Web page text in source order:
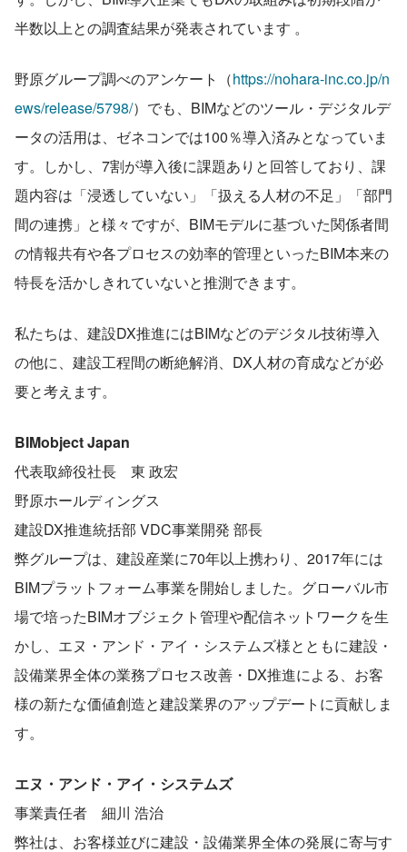
半数以上との調査結果が発表されています 。
野原グループ調べのアンケート（https://nohara-inc.co.jp/n
ews/release/5798/）でも、BIMなどのツール・デジタルデ
ータの活用は、ゼネコンでは100％導入済みとなっていま
す。しかし、7割が導入後に課題ありと回答しており、課
題内容は「浸透していない」「扱える人材の不足」「部門
間の連携」と様々ですが、BIMモデルに基づいた関係者間
の情報共有や各プロセスの効率的管理といったBIM本来の
特長を活かしきれていないと推測できます。
私たちは、建設DX推進にはBIMなどのデジタル技術導入
の他に、建設工程間の断絶解消、DX人材の育成などが必
要と考えます。
BIMobject Japan
代表取締役社長　東 政宏
野原ホールディングス
建設DX推進統括部 VDC事業開発 部長
弊グループは、建設産業に70年以上携わり、2017年には
BIMプラットフォーム事業を開始しました。グローバル市
場で培ったBIMオブジェクト管理や配信ネットワークを生
かし、エヌ・アンド・アイ・システムズ様とともに建設・
設備業界全体の業務プロセス改善・DX推進による、お客
様の新たな価値創造と建設業界のアップデートに貢献しま
す。
エヌ・アンド・アイ・システムズ
事業責任者　細川 浩治
弊社は、お客様並びに建設・設備業界全体の発展に寄与す